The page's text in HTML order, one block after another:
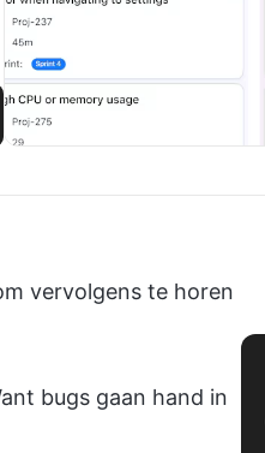
vervolgens te horen
bugs gaan hand in